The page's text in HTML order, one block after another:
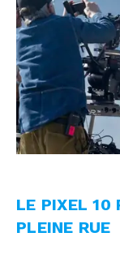
LE PIXEL 10
PLEINE RUE